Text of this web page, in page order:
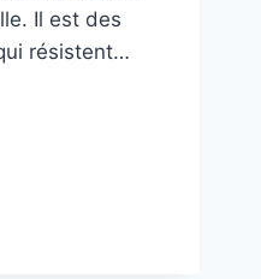
Il est des
résistent…